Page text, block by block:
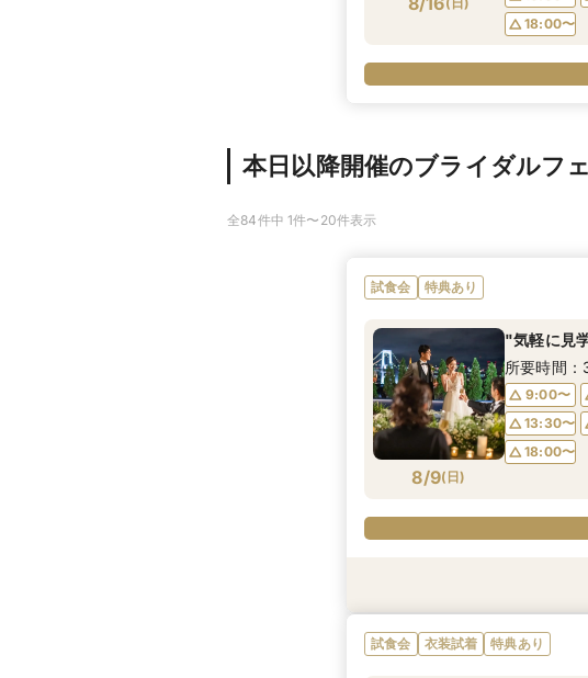
18:00〜
本日以降開催のブライダルフ
全84件中 1件〜20件表示
試食会 特典あり
8/9( 日)
"気軽に見
所要時間
9:00〜
13:30〜
18:00〜
*＼安心♪
試食会 衣装試着 特典あり